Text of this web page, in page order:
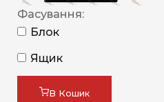
Фасування:
Блок
Ящик
В Кошик